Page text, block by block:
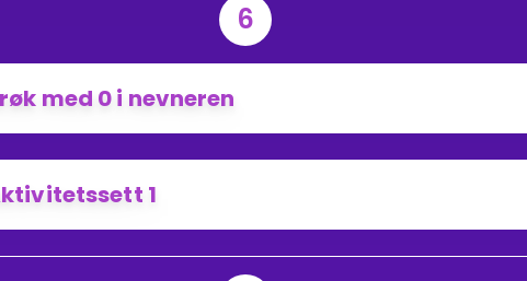
6
med 0 i nevneren
1